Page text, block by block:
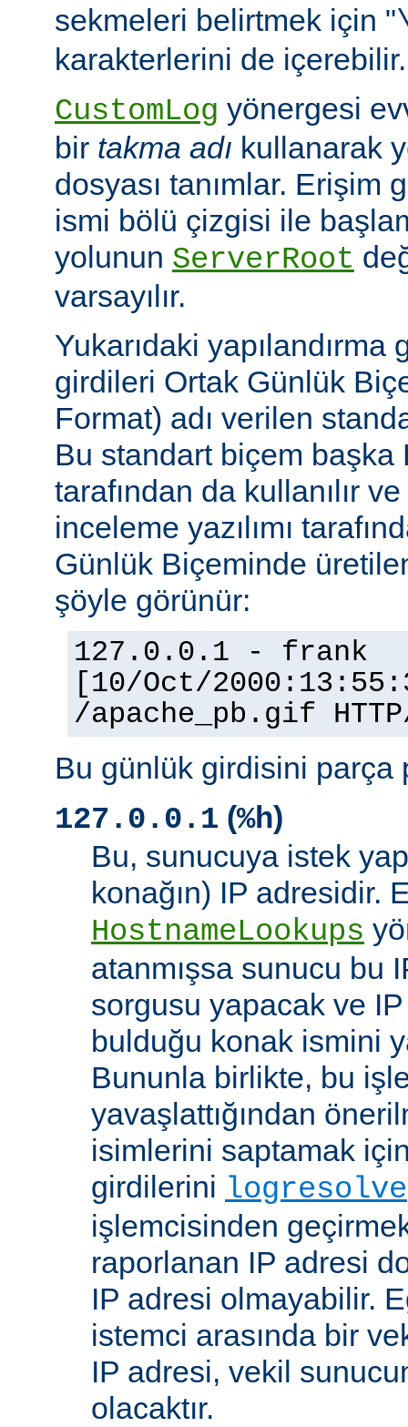
sekmeleri belirtmek için "
karakterlerini de içerebilir.
CustomLog yönergesi
bir takma adı kullanarak
dosyası tanımlar. Erişim
ismi bölü çizgisi ile
yolunun ServerRoot
varsayılır.
Yukarıdaki yapılandırma
girdileri Ortak Günlük
Format) adı verilen
Bu standart biçem başka
tarafından da kullanılır
inceleme yazılımı
Günlük Biçeminde
şöyle görünür:
127.0.0.1 - frank
[10/Oct/
/apache_pb.gif
Bu günlük girdisini parça
127.0.0.1 (%h)
Bu, sunucuya istek
konağın) IP adresidir.
HostnameLookups
atanmışsa sunucu bu
sorgusu yapacak ve
bulduğu konak ismini
Bununla birlikte, bu
yavaşlattığından
isimlerini saptamak
girdilerini logresolve
işlemcisinden
raporlanan IP adresi
IP adresi olmayabilir.
istemci arasında bir
IP adresi, vekil
olacaktır.